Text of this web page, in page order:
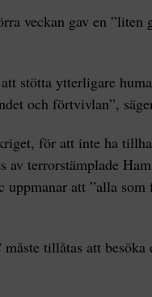
veckan gav en ”liten
stötta ytterligare
och förtvivlan”,
för att inte ha
terrorstämplade
att ”alla som
tillåtas att besöka